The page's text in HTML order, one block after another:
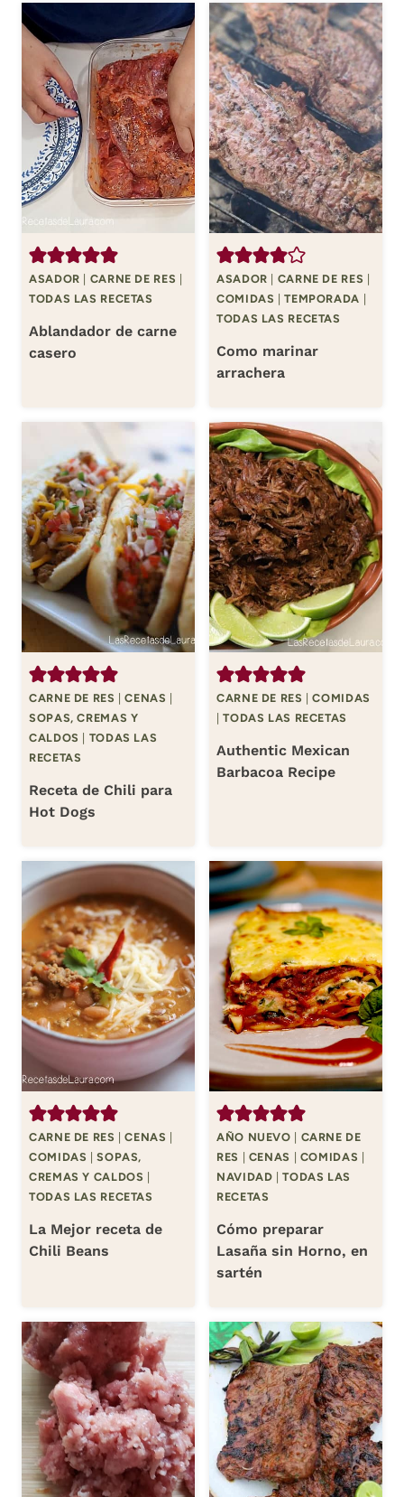
ASADOR CARNE DE RES
TODAS LAS RECETAS
Ablandador de carne
casero
ASADOR CARNE DE RES
COMIDAS |TEMPORADA
TODAS LAS RECETAS
Como marinar
arrachera
CARNE DE RES |CENAS
SOPAS, CREMAS Y
CALDOS
TODAS LAS
RECETAS
Receta de Chili para
Hot Dogs
CARNE DE RES |COMIDAS
|TODAS LAS RECETAS
Authentic Mexican
Barbacoa Recipe
CARNE DE RES |CENAS
COMIDAS |SOPAS,
CREMAS Y CALDOS
TODAS LAS RECETAS
La Mejor receta de
Chili Beans
AÑO NUEVO
CARNE DE
RES
CENAS COMIDAS
NAVIDAD |TODAS LAS
RECETAS
Cómo preparar
Lasaña sin Horno, en
sartén